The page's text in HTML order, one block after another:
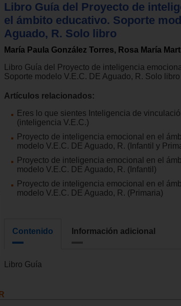
Libro Guía del Proyecto de
el ámbito educativo. Soporte
Aguado, R. Solo libro
María Paula González Torres, Rosa María
Libro Guía del Proyecto de inteligencia
Soporte modelo V.E.C. DE Aguado, R. Solo libro
Artículos relacionados:
Eres lo que sientes Inteligencia de
(inteligencia V.E.C.)
Proyecto de inteligencia emocional en el
modelo V.E.C. DE Aguado, R. (Infantil y
Proyecto de inteligencia emocional en el
modelo V.E.C. DE Aguado, R. (Infantil)
Proyecto de inteligencia emocional en el
modelo V.E.C. DE Aguado, R. (Primaria)
Contenido Información adicional
Libro Guía